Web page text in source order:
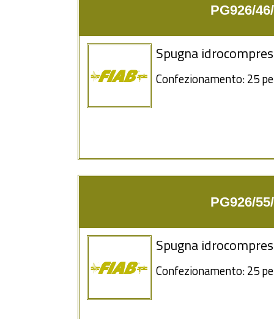
PG926/
Spugna
Confezionamento: 25
PG926/
Spugna
Confezionamento: 25